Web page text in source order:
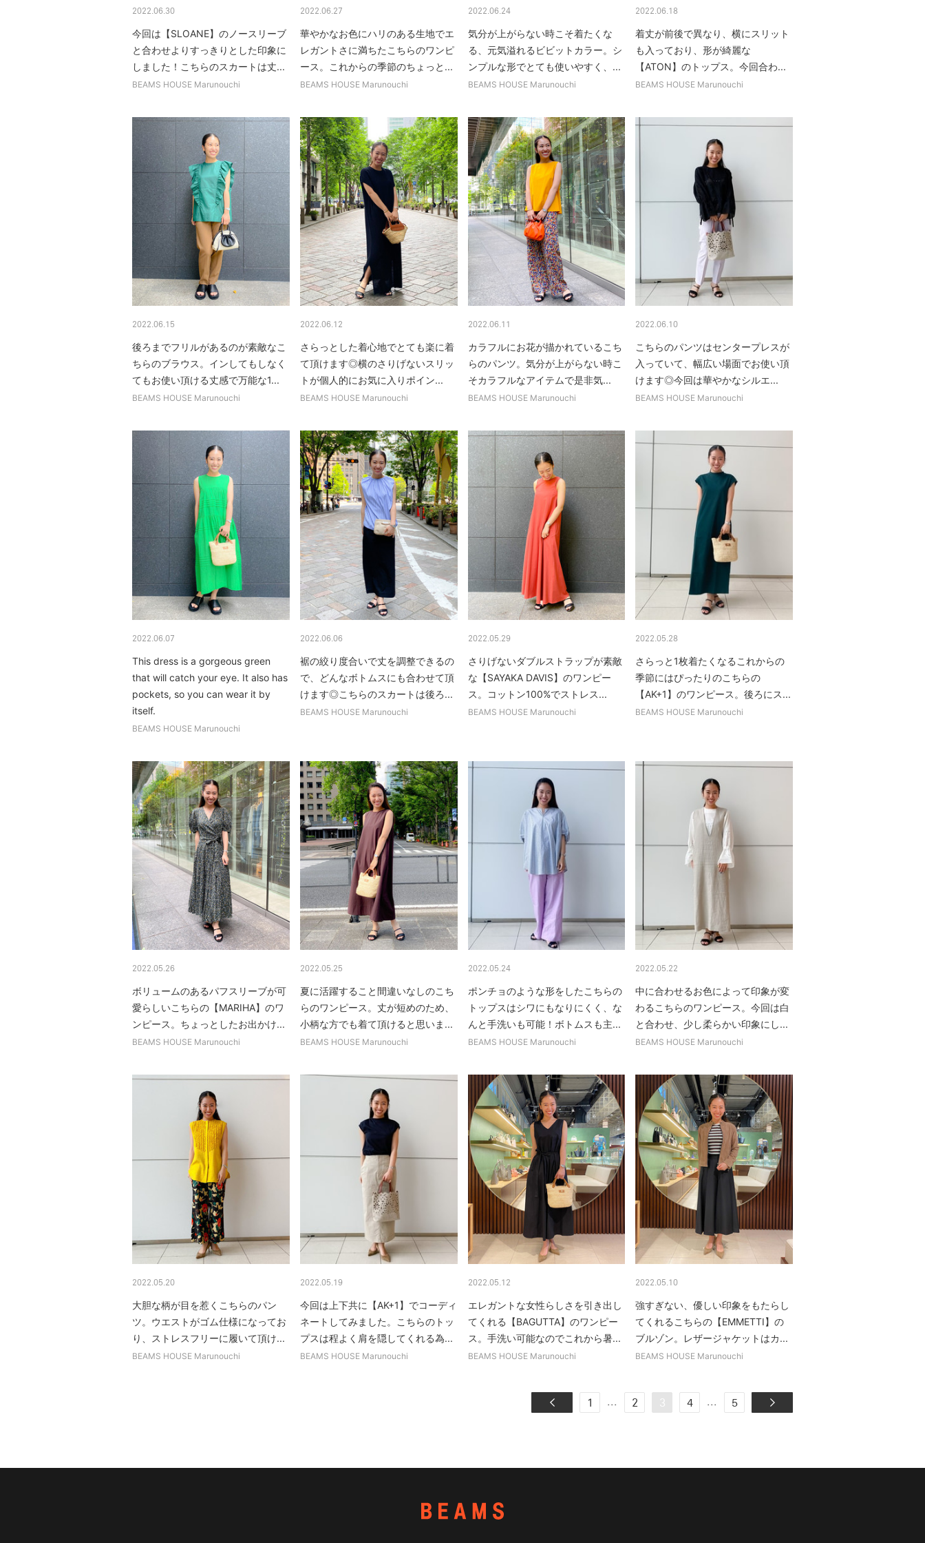
2022.06.30
今回は【SLOANE】のノースリーブ
と合わせよりすっきりとした印象に
しました！こちらのスカートは丈...
BEAMS HOUSE Marunouchi
2022.06.27
華やかなお色にハリのある生地でエ
レガントさに満ちたこちらのワンピ
ース。これからの季節のちょっと...
BEAMS HOUSE Marunouchi
2022.06.24
気分が上がらない時こそ着たくな
る、元気溢れるビビットカラー。シ
ンプルな形でとても使いやすく、...
BEAMS HOUSE Marunouchi
2022.06.18
着丈が前後で異なり、横にスリット
も入っており、形が綺麗な
【ATON】のトップス。今回合わ...
BEAMS HOUSE Marunouchi
2022.06.15
後ろまでフリルがあるのが素敵なこ
ちらのブラウス。インしてもしなく
てもお使い頂ける丈感で万能な1...
BEAMS HOUSE Marunouchi
2022.06.12
さらっとした着心地でとても楽に着
て頂けます◎横のさりげないスリッ
トが個人的にお気に入りポイン...
BEAMS HOUSE Marunouchi
2022.06.11
カラフルにお花が描かれているこち
らのパンツ。気分が上がらない時こ
そカラフルなアイテムで是非気...
BEAMS HOUSE Marunouchi
2022.06.10
こちらのパンツはセンタープレスが
入っていて、幅広い場面でお使い頂
けます◎今回は華やかなシルエ...
BEAMS HOUSE Marunouchi
2022.06.07
This dress is a gorgeous green
that will catch your eye. It also has
pockets, so you can wear it by
itself.
BEAMS HOUSE Marunouchi
2022.06.06
裾の絞り度合いで丈を調整できるの
で、どんなボトムスにも合わせて頂
けます◎こちらのスカートは後ろ...
BEAMS HOUSE Marunouchi
2022.05.29
さりげないダブルストラップが素敵
な【SAYAKA DAVIS】のワンピー
ス。コットン100%でストレス...
BEAMS HOUSE Marunouchi
2022.05.28
さらっと1枚着たくなるこれからの
季節にはぴったりのこちらの
【AK+1】のワンピース。後ろにス...
BEAMS HOUSE Marunouchi
2022.05.26
ボリュームのあるパフスリーブが可
愛らしいこちらの【MARIHA】のワ
ンピース。ちょっとしたお出かけ...
BEAMS HOUSE Marunouchi
2022.05.25
夏に活躍すること間違いなしのこち
らのワンピース。丈が短めのため、
小柄な方でも着て頂けると思いま...
BEAMS HOUSE Marunouchi
2022.05.24
ポンチョのような形をしたこちらの
トップスはシワにもなりにくく、な
んと手洗いも可能！ボトムスも主...
BEAMS HOUSE Marunouchi
2022.05.22
中に合わせるお色によって印象が変
わるこちらのワンピース。今回は白
と合わせ、少し柔らかい印象にし...
BEAMS HOUSE Marunouchi
2022.05.20
大胆な柄が目を惹くこちらのパン
ツ。ウエストがゴム仕様になってお
り、ストレスフリーに履いて頂け...
BEAMS HOUSE Marunouchi
2022.05.19
今回は上下共に【AK+1】でコーディ
ネートしてみました。こちらのトッ
プスは程よく肩を隠してくれる為...
BEAMS HOUSE Marunouchi
2022.05.12
エレガントな女性らしさを引き出し
てくれる【BAGUTTA】のワンピー
ス。手洗い可能なのでこれから暑...
BEAMS HOUSE Marunouchi
2022.05.10
強すぎない、優しい印象をもたらし
てくれるこちらの【EMMETTI】の
ブルゾン。レザージャケットはカ...
BEAMS HOUSE Marunouchi
1 ... 2 3 4 ... 5